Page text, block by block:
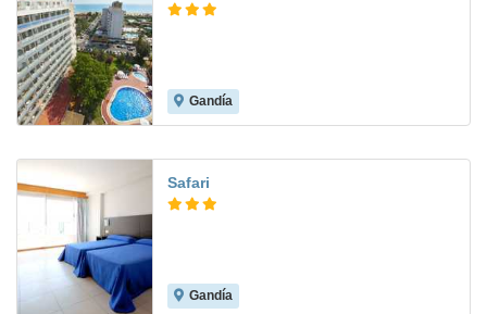
Gandía
Safari
Gandía